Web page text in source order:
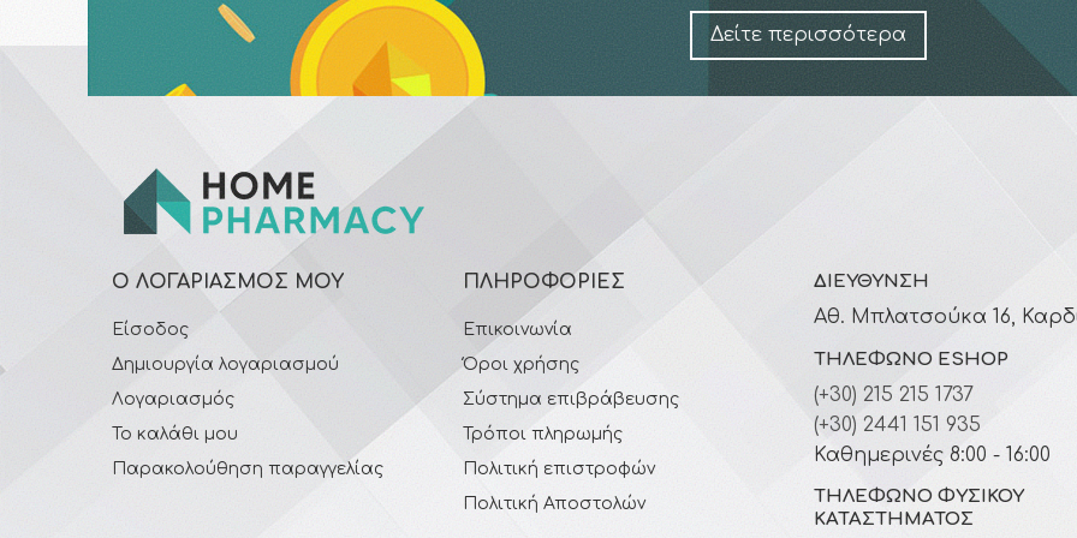
Δείτε περισσότερα
Ο ΛΟΓΑΡΙΑΣΜΌΣ ΜΟΥ
Είσοδος
Δημιουργία λογαριασμού
Λογαριασμός
Το καλάθι μου
Παρακολούθηση παραγγελίας
ΠΛΗΡΟΦΟΡΊΕΣ
Επικοινωνία
Όροι χρήσης
Σύστημα επιβράβευσης
Τρόποι πληρωμής
Πολιτική επιστροφών
Πολιτική Αποστολών
ΔΙΕΎΘΥΝΣΗ
Αθ. Μπλατσούκα 16,
ΤΗΛΈΦΩΝΟ ESHOP
(+30) 215 215 1737
(+30) 2441 151 935
Καθημερινές 8:00 - 16:00
ΤΗΛΈΦΩΝΟ ΦΥΣΙΚΟΎ
ΚΑΤΑΣΤΉΜΑΤΟΣ